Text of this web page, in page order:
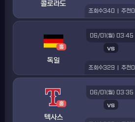
콜로라도
조회수340 추천 0
홈
독일
vs
06/01(월) 03:45
조회수329 추천 0
홈
텍사스
vs
06/01(월) 03:35